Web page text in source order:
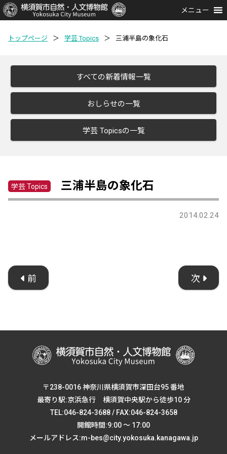
メニュー
トップページ ＞ 学芸 Topics ＞ 三浦半島の象化石
すべての新着情報一覧
おしらせの一覧
学芸 Topicsの一覧
学芸 Topics 三浦半島の象化石
2014.02.24
前 次
〒238-0016 神奈川県横須賀市深田台95 番地
最寄り駅:京浜急行 横須賀中央駅から徒歩10 分
TEL:046-824-3688 / FAX:046-824-3658
開館時間:9:00 ～ 17:00
メールアドレス:m-bes@city.yokosuka.kanagawa.jp